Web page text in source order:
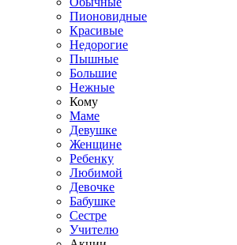
Пионовидные
Красивые
Недорогие
Пышные
Большие
Нежные
Кому
Маме
Девушке
Женщине
Ребенку
Любимой
Девочке
Бабушке
Сестре
Учителю